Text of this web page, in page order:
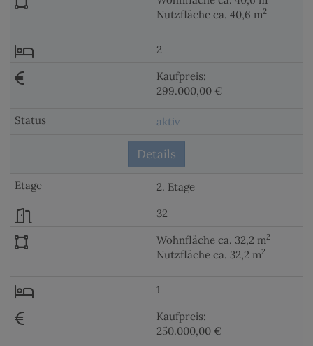
Nutzfläche ca. 40,6 m2
2
Kaufpreis:
299.000,00 €
aktiv
Details
2. Etage
32
Wohnfläche ca. 32,2 m2
Nutzfläche ca. 32,2 m2
1
Kaufpreis:
250.000,00 €